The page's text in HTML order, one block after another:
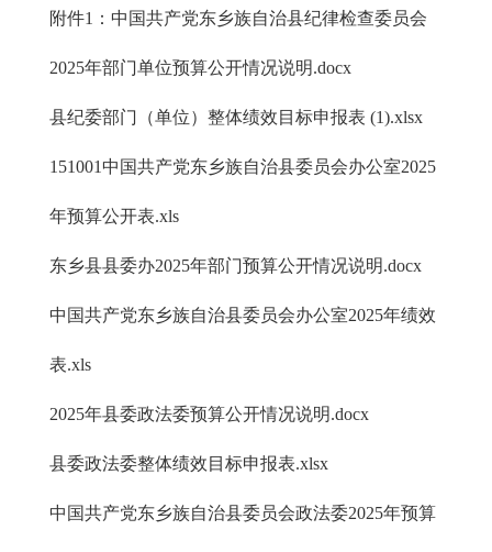
附件1：中国共产党东乡族自治县纪律检查委员会
2025年部门单位预算公开情况说明.docx
县纪委部门（单位）整体绩效目标申报表 (1).xlsx
151001中国共产党东乡族自治县委员会办公室2025
年预算公开表.xls
东乡县县委办2025年部门预算公开情况说明.docx
中国共产党东乡族自治县委员会办公室2025年绩效
表.xls
2025年县委政法委预算公开情况说明.docx
县委政法委整体绩效目标申报表.xlsx
中国共产党东乡族自治县委员会政法委2025年预算